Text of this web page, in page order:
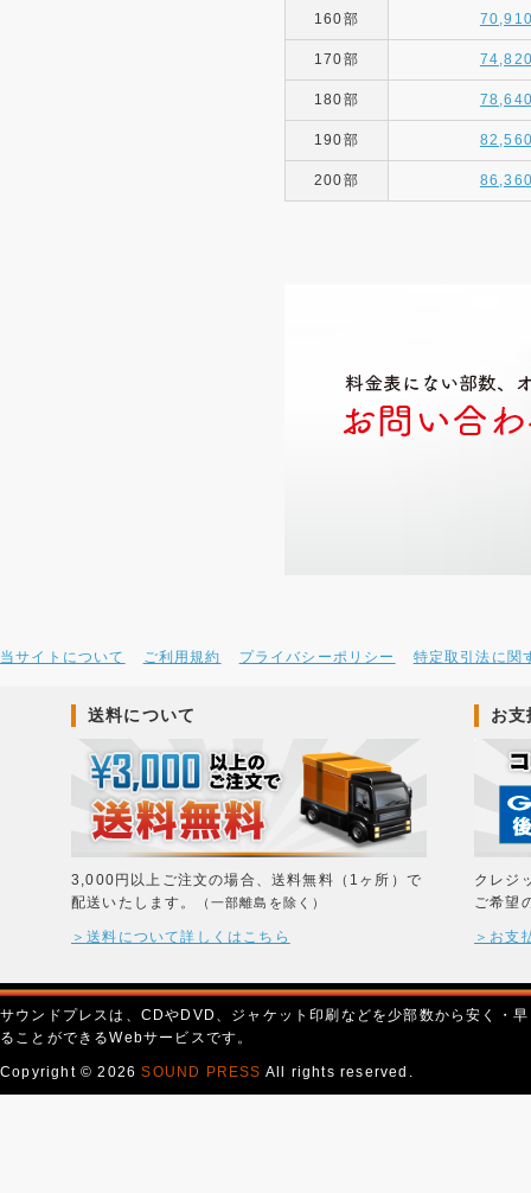
160部
170部
180部
190部
200部
当サイトについて ご利用規約 プライバシーポリシー 特定取引法に関
送料について
3,000円以上ご注文の場合、送料無料（1ヶ所）で
配送いたします。
（一部離島を除く）
＞送料について詳しくはこちら
お
クレジ
ご希望
＞お支
サウンドプレスは、CDやDVD、ジャケット印刷などを少部数から安く・
ることができるWebサービスです。
Copyright © 2026SOUND PRESS All rights reserved.